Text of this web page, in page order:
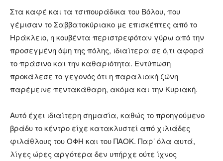
Στα καφέ και τα τσιπουράδικα του Βόλου, που
γέμισαν το Σαββατοκύριακο με επισκέπτες από το
Ηράκλειο, η κουβέντα περιστρεφόταν γύρω από την
προσεγμένη όψη της πόλης, ιδιαίτερα σε ό,τι αφορά
το πράσινο και την καθαριότητα. Εντύπωση
προκάλεσε το γεγονός ότι η παραλιακή ζώνη
παρέμεινε πεντακάθαρη, ακόμα και την Κυριακή.
Αυτό έχει ιδιαίτερη σημασία, καθώς το προηγούμενο
βράδυ το κέντρο είχε κατακλυστεί από χιλιάδες
φιλάθλους του ΟΦΗ και του ΠΑΟΚ. Παρ’ όλα αυτά,
λίγες ώρες αργότερα δεν υπήρχε ούτε ίχνος